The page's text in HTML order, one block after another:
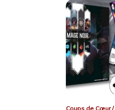
Coups de Cœur/